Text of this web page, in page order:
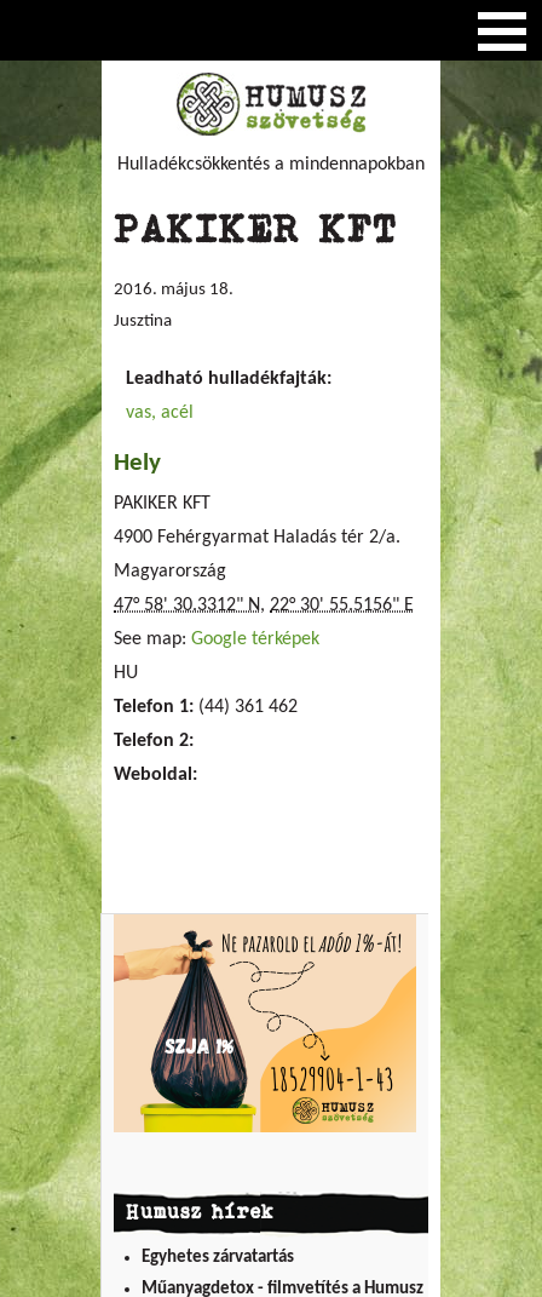
Hulladékcsökkentés a mindennapokban
PAKIKER KFT
2016. május 18.
Jusztina
Leadható hulladékfajták:
vas, acél
Hely
PAKIKER KFT
4900 Fehérgyarmat Haladás tér 2/a.
Magyarország
47° 58' 30.3312" N, 22° 30' 55.5156" E
See map: Google térképek
HU
Telefon 1: (44) 361 462
Telefon 2:
Weboldal:
Humusz hírek
Egyhetes zárvatartás
Műanyagdetox - filmvetítés a Humusz